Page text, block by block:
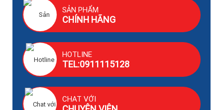
SẢN PHẨM
CHÍNH HÃNG
HOTLINE
TEL:0911115128
CHAT VỚI